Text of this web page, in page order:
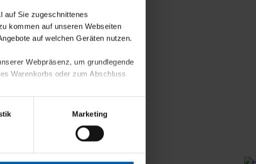
auf Sie zugeschnittenes
kommen auf unseren Webseiten
auf welchen Geräten nutzen.
Webpräsenz, um grundlegende
Warenkorbs oder zum Abschluss
und Ihres Profils
Webpräsenz speichern wir
wie etwa unsere
Marketing
Weniger Details